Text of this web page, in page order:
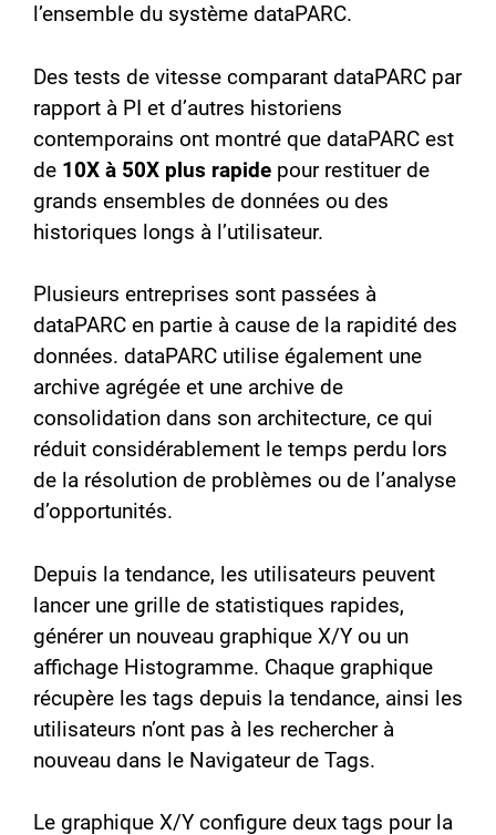
l’ensemble du système dataPARC.
Des tests de vitesse comparant dataPARC par
rapport à PI et d’autres historiens
contemporains ont montré que dataPARC est
de 10X à 50X plus rapide pour restituer de
grands ensembles de données ou des
historiques longs à l’utilisateur.
Plusieurs entreprises sont passées à
dataPARC en partie à cause de la rapidité des
données. dataPARC utilise également une
archive agrégée et une archive de
consolidation dans son architecture, ce qui
réduit considérablement le temps perdu lors
de la résolution de problèmes ou de l’analyse
d’opportunités.
Depuis la tendance, les utilisateurs peuvent
lancer une grille de statistiques rapides,
générer un nouveau graphique X/Y ou un
affichage Histogramme. Chaque graphique
récupère les tags depuis la tendance, ainsi les
utilisateurs n’ont pas à les rechercher à
nouveau dans le Navigateur de Tags.
Le graphique X/Y configure deux tags pour la